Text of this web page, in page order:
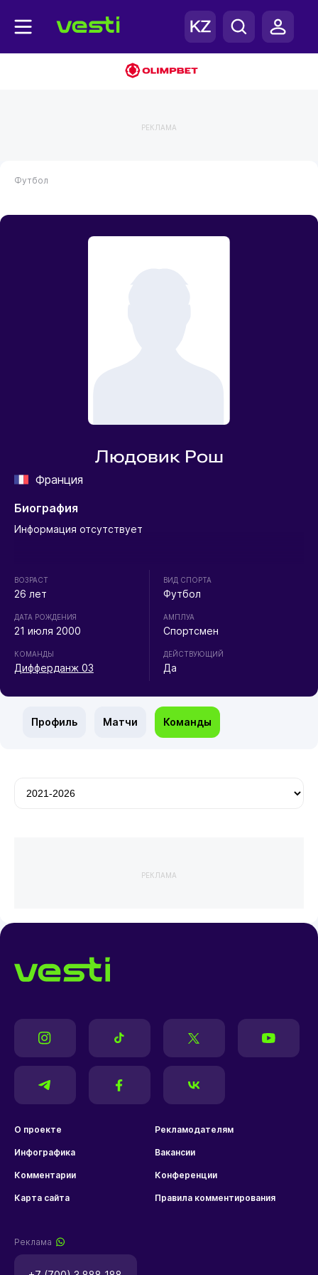
РЕКЛАМА
Футбол
Людовик Рош
Франция
Биография
Информация отсутствует
ВОЗРАСТ
26 лет
ДАТА РОЖДЕНИЯ
21 июля 2000
КОМАНДЫ
Дифферданж 03
ВИД СПОРТА
Футбол
АМПЛУА
Спортсмен
ДЕЙСТВУЮЩИЙ
Да
Профиль Матчи Команды
РЕКЛАМА
О проекте Рекламодателям
Инфографика Вакансии
Комментарии Конференции
Карта сайта Правила комментирования
Реклама